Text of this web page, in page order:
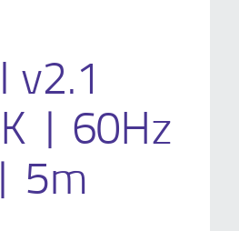
v2.1
| 60Hz
5m